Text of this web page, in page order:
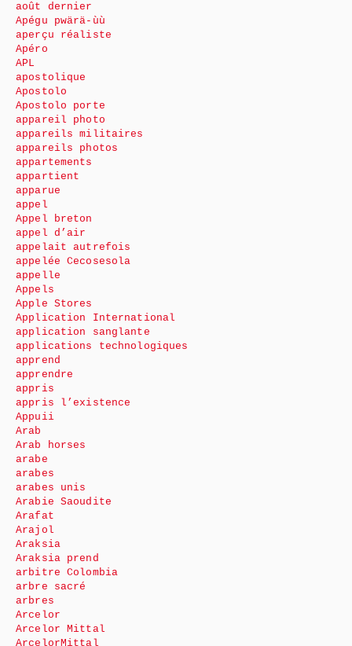
août dernier
Apégu pwärä-ùù
aperçu réaliste
Apéro
APL
apostolique
Apostolo
Apostolo porte
appareil photo
appareils militaires
appareils photos
appartements
appartient
apparue
appel
Appel breton
appel d’air
appelait autrefois
appelée Cecosesola
appelle
Appels
Apple Stores
Application International
application sanglante
applications technologiques
apprend
apprendre
appris
appris l’existence
Appuii
Arab
Arab horses
arabe
arabes
arabes unis
Arabie Saoudite
Arafat
Arajol
Araksia
Araksia prend
arbitre Colombia
arbre sacré
arbres
Arcelor
Arcelor Mittal
ArcelorMittal